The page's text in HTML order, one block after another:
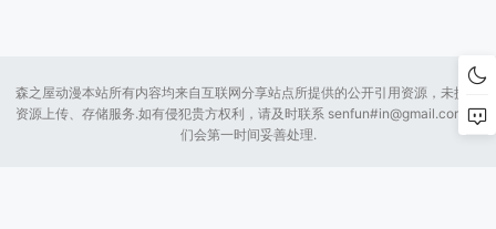
森之屋动漫本站所有内容均来自互联网分享站点所提供的公开引用资源，未提供
资源上传、存储服务.如有侵犯贵方权利，请及时联系 senfun#in@gmail.com 我
们会第一时间妥善处理.